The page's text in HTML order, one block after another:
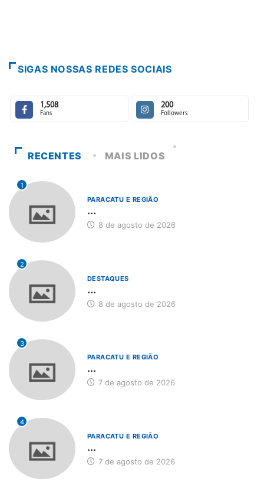
SIGAS NOSSAS REDES SOCIAIS
1,508
Fans
200
Followers
RECENTES MAIS LIDOS
1
PARACATU E REGIÃO
...
8 de agosto de 2026
2
DESTAQUES
...
8 de agosto de 2026
3
PARACATU E REGIÃO
...
7 de agosto de 2026
4
PARACATU E REGIÃO
...
7 de agosto de 2026